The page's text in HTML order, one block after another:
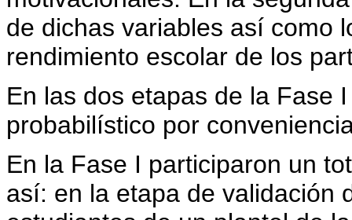
de dichas variables así como
rendimiento escolar de los
En las dos etapas de la Fase
probabilístico por
En la Fase I participaron un
así: en la etapa de validación